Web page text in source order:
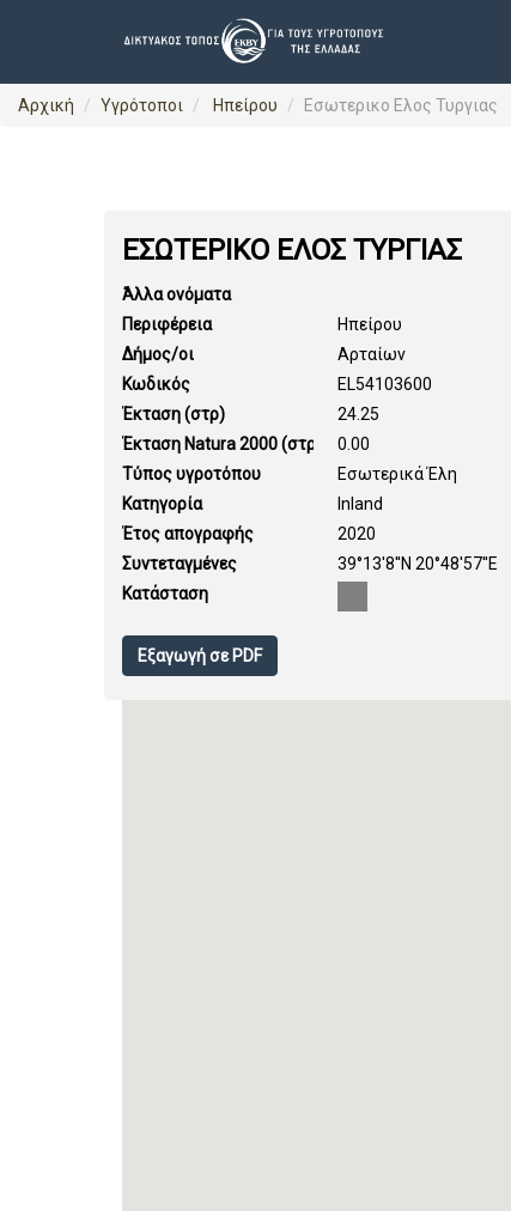
Αρχική Υγρότοποι Ηπείρου Εσωτερικο Ελος Τυργιας
ΕΣΩΤΕΡΙΚΟ ΕΛΟΣ ΤΥΡΓΙΑΣ
Άλλα ονόματα
Περιφέρεια
Ηπείρου
Δήμος/οι
Αρταίων
Κωδικός
EL54103600
Έκταση (στρ)
24.25
Έκταση Natura 2000 (στρ)
0.00
Τύπος υγροτόπου
Εσωτερικά Έλη
Κατηγορία
Inland
Έτος απογραφής
2020
Συντεταγμένες
39°13'8''N 20°48'57''E
Κατάσταση
Εξαγωγή σε PDF